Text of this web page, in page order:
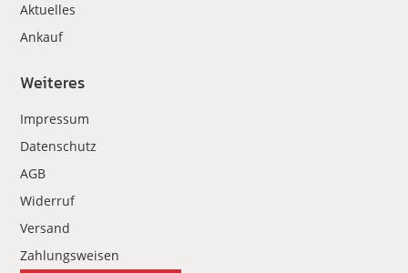
Aktuelles
Ankauf
Weiteres
Impressum
Datenschutz
AGB
Widerruf
Versand
Zahlungsweisen